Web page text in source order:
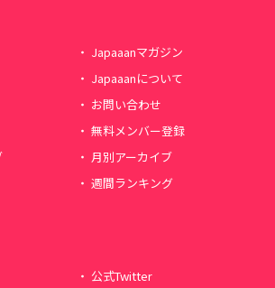
Japaaanマガジン
Japaaanについて
お問い合わせ
無料メンバー登録
月別アーカイブ
週間ランキング
公式Twitter